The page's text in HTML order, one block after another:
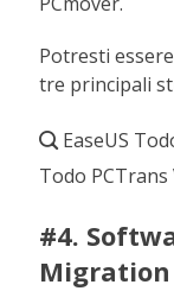
Potresti
tre principali
 EaseUS
Todo PCTrans
#4.
Migration